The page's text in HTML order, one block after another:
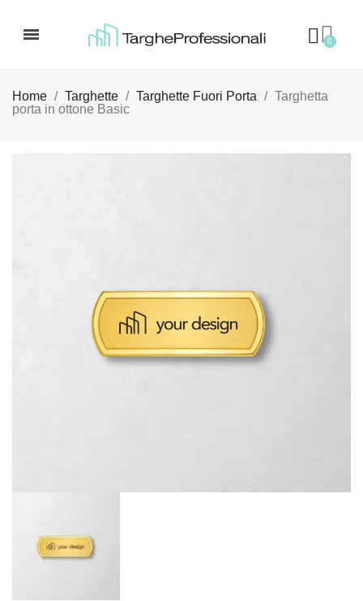
Home Targhette Targhette Fuori Porta
Targhetta
porta in ottone Basic